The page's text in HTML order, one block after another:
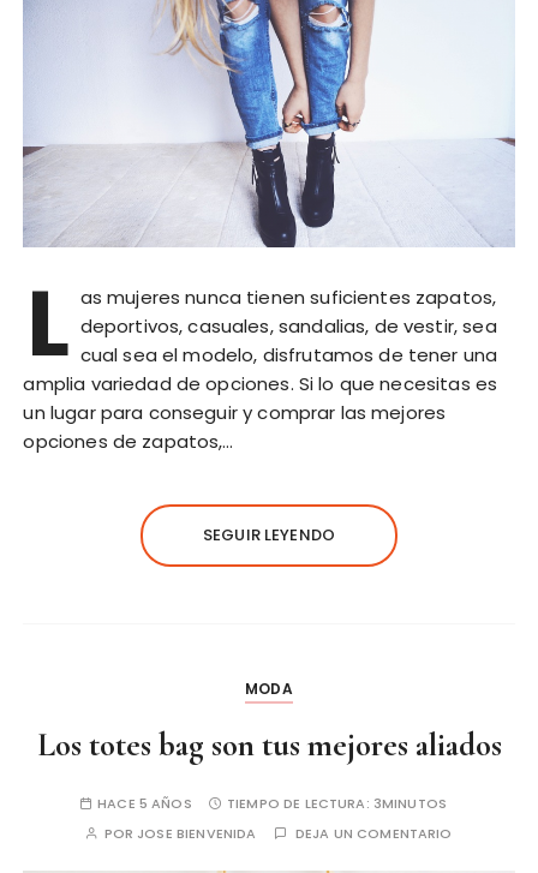
L as mujeres nunca tienen suficientes zapatos,
deportivos, casuales, sandalias, de vestir, sea
cual sea el modelo, disfrutamos de tener una
amplia variedad de opciones. Si lo que necesitas es
un lugar para conseguir y comprar las mejores
opciones de zapatos,…
SEGUIR LEYENDO
MODA
Los totes bag son tus mejores aliados
HACE 5 AÑOS TIEMPO DE LECTURA: 3MINUTOS
POR JOSE BIENVENIDA DEJA UN COMENTARIO